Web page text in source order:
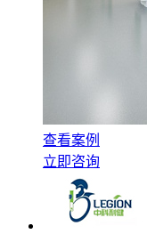
查看案例
立即咨询